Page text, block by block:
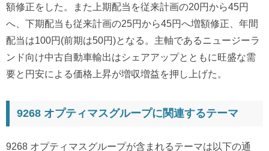
額修正をした。また上期配当を従来計画の20円から45円
へ、下期配当も従来計画の25円から45円へ増額修正、年間
配当は100円(前期は50円)となる。主軸であるニュージーラ
ンド向け中古自動車輸出はシェアアップとともに旺盛な需
要と円安による価格上昇が増収増益を押し上げた。
9268 オプティマスグループに関連するテーマ
9268 オプティマスグループが含まれるテーマは以下の通